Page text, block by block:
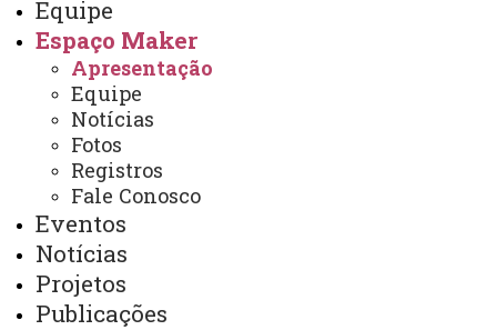
Equipe
Espaço Maker
Apresentação
Equipe
Notícias
Fotos
Registros
Fale Conosco
Eventos
Notícias
Projetos
Publicações
Espaço Maker:
integração entre
universidade e
comunidade
O Espaço
laboratório de pesquisa e inovação